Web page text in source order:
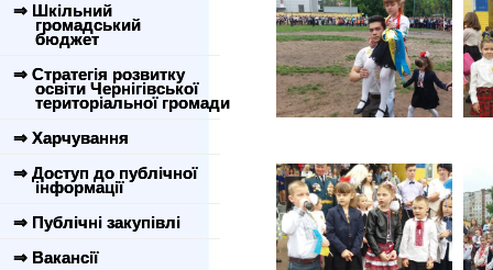
⇒ Шкільний
громадський
бюджет
⇒ Стратегія розвитку
освіти Чернігівської
територіальної громади
⇒ Харчування
⇒ Доступ до публічної
інформації
⇒ Публічні закупівлі
⇒ Вакансії